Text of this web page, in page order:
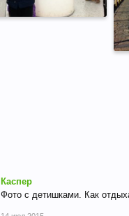
Каспер
Фото с детишками. Как